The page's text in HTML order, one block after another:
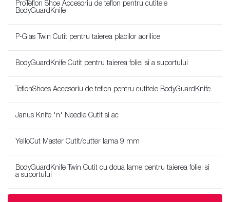
ProTeflon Shoe Accesoriu de teflon pentru cutitele
BodyGuardKnife
P-Glas Twin Cutit pentru taierea placilor acrilice
BodyGuardKnife Cutit pentru taierea foliei si a suportului
TeflonShoes Accesoriu de teflon pentru cutitele BodyGuardKnife
Janus Knife 'n' Needle Cutit si ac
YelloCut Master Cutit/cutter lama 9 mm
BodyGuardKnife Twin Cutit cu doua lame pentru taierea foliei si
a suportului